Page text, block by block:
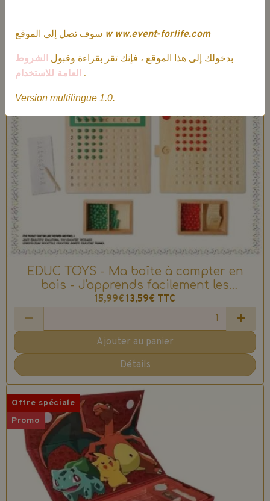
EDUC TOYS - Ma boîte à compter en
bois - J'apprends facilement les
multiplications et les divisions
15,99€13,59€ TTC
Ajouter au panier
Détails
Offre spéciale
Promo
w ww.event-forlife.com
بدخولك إلى هذا الموقع ، فإنك تقر بقراءة وقبول الشروط
العامة للاستخدام .
Version multilingue 1.0.